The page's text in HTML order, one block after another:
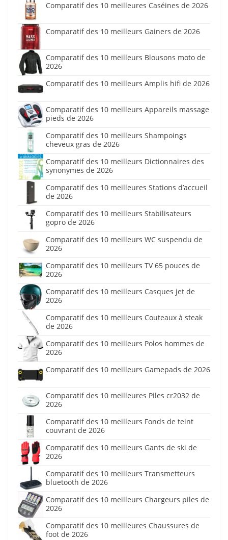
Comparatif des 10 meilleures Caséines de 2026
Comparatif des 10 meilleurs Gainers de 2026
Comparatif des 10 meilleurs Blousons moto de
2026
Comparatif des 10 meilleurs Amplis hifi de 2026
Comparatif des 10 meilleurs Appareils massage
pieds de 2026
Comparatif des 10 meilleurs Shampoings
cheveux gras de 2026
Comparatif des 10 meilleurs Dictionnaires des
synonymes de 2026
Comparatif des 10 meilleures Stations d’accueil
de 2026
Comparatif des 10 meilleurs Stabilisateurs
gopro de 2026
Comparatif des 10 meilleurs WC suspendu de
2026
Comparatif des 10 meilleurs TV 65 pouces de
2026
Comparatif des 10 meilleurs Casques jet de
2026
Comparatif des 10 meilleurs Couteaux à steak
de 2026
Comparatif des 10 meilleurs Polos hommes de
2026
Comparatif des 10 meilleurs Gamepads de 2026
Comparatif des 10 meilleures Piles cr2032 de
2026
Comparatif des 10 meilleurs Fonds de teint
couvrant de 2026
Comparatif des 10 meilleurs Gants de ski de
2026
Comparatif des 10 meilleurs Transmetteurs
bluetooth de 2026
Comparatif des 10 meilleurs Chargeurs piles de
2026
Comparatif des 10 meilleures Chaussures de
foot de 2026